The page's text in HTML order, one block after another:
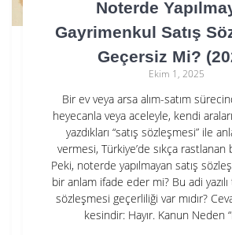
Noterde
Gayrimenkul Satış
Geçersiz Mi?
Ekim 1, 2025
Bir ev veya arsa alım-satım
heyecanla veya aceleyle, kendi
yazdıkları “satış sözleşmesi” ile
vermesi, Türkiye’de sıkça
Peki, noterde yapılmayan satış
bir anlam ifade eder mi? Bu adi yazılı
sözleşmesi geçerliliği var mıdır?
kesindir: Hayır. Kanun Neden